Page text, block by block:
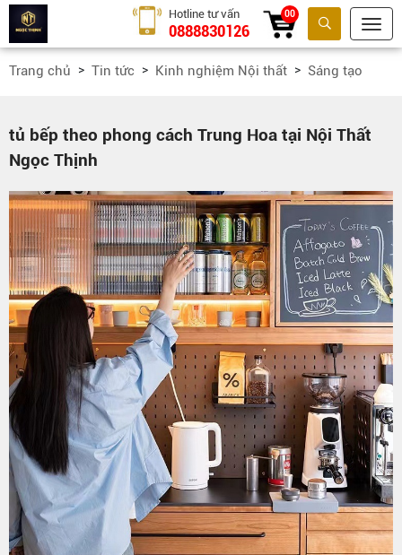
Tìm kiếm
Hotline tư vấn
0888830126
00
Trang chủ Tin tức Kinh nghiệm Nội thất Sáng tạo
tủ bếp theo phong cách Trung Hoa tại Nội Thất
Ngọc Thịnh